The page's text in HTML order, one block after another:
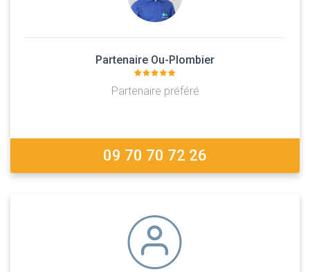
Partenaire Ou-Plombier
Partenaire préféré
09 70 70 72 26